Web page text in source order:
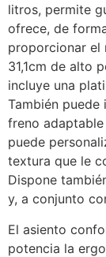
litros, permite
ofrece, de
proporcionar el
31,1cm de alto
incluye una
También
freno
puede
textura que le
Dispone
y, a conjunto
El asiento
potencia la